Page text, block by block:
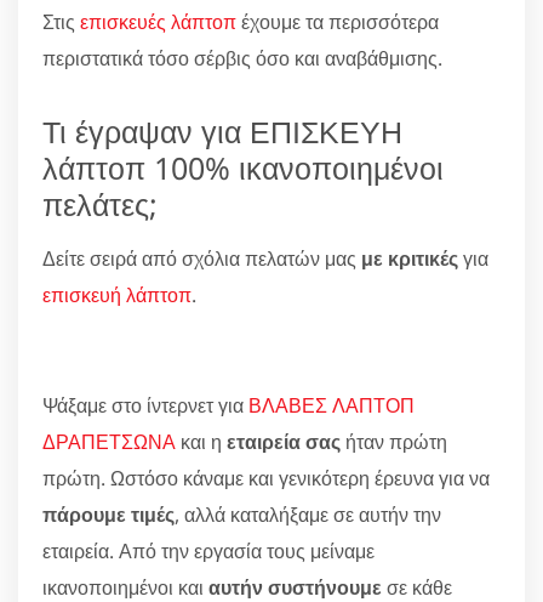
Στις επισκευές λάπτοπέχουμε τα περισσότερα
περιστατικά τόσο σέρβις όσο και αναβάθμισης.
Τι έγραψαν για ΕΠΙΣΚΕΥΗ
λάπτοπ 100% ικανοποιημένοι
πελάτες;
Δείτε σειρά από σχόλια πελατών μας με κριτικέςγια
επισκευή λάπτοπ.
Ψάξαμε στο ίντερνετ για ΒΛΑΒΕΣ ΛΑΠΤΟΠ
ΔΡΑΠΕΤΣΩΝΑ και η εταιρεία σας ήταν πρώτη
πρώτη. Ωστόσο κάναμε και γενικότερη έρευνα για να
πάρουμε τιμές, αλλά καταλήξαμε σε αυτήν την
εταιρεία. Από την εργασία τους μείναμε
ικανοποιημένοι και αυτήν συστήνουμε σε κάθε